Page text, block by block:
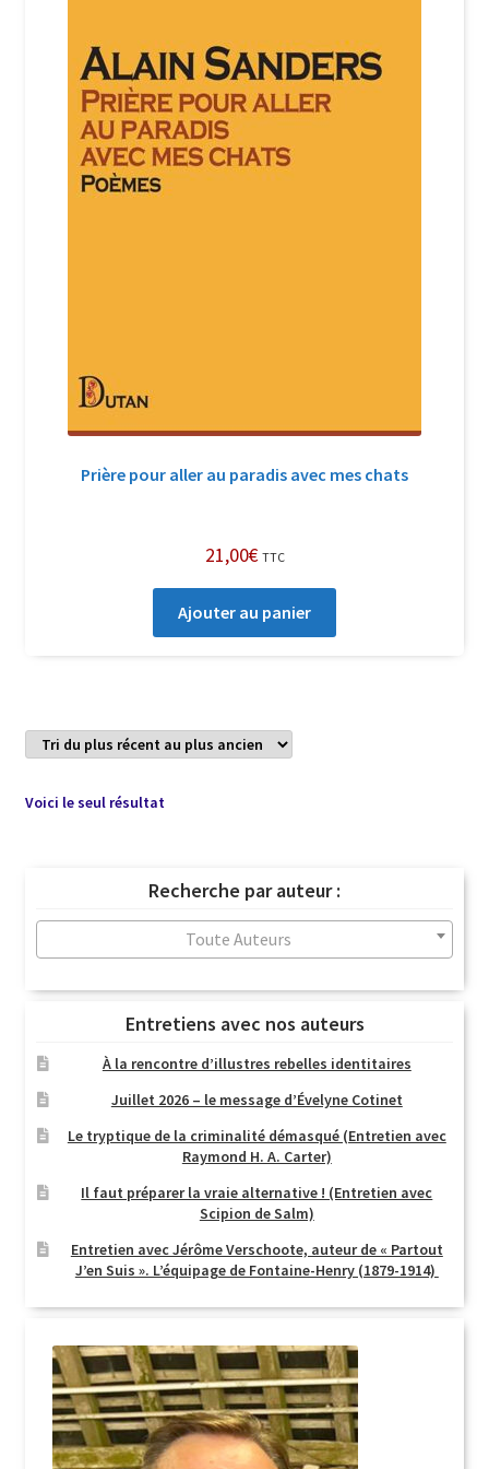
Newsletter
Nous Contacter
Panier
Politique de confidentialité et cookies
Prière pour aller au paradis avec mes chats
21,00€ TTC
Ajouter au panier
Voici le seul résultat
Recherche par auteur :
Toute Auteurs
Entretiens avec nos auteurs
À la rencontre d’illustres rebelles identitaires
Juillet 2026 – le message d’Évelyne Cotinet
Le tryptique de la criminalité démasqué (Entretien avec
Raymond H. A. Carter)
Il faut préparer la vraie alternative ! (Entretien avec
Scipion de Salm)
Entretien avec Jérôme Verschoote, auteur de « Partout
J’en Suis ». L’équipage de Fontaine-Henry (1879-1914)